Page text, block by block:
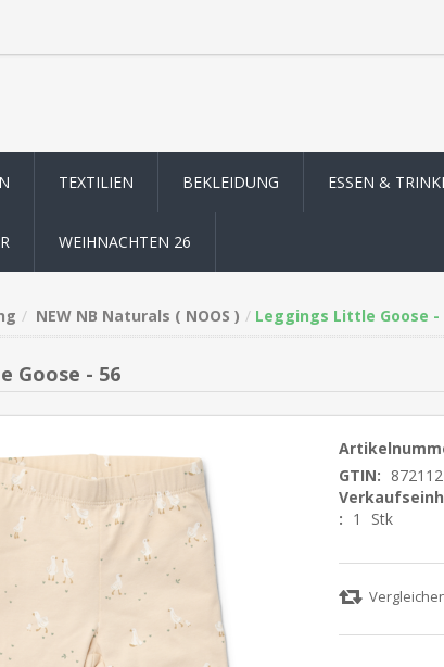
TEXTILIEN BEKLEIDUNG ESSEN &
WEIHNACHTEN 26
NEW NB Naturals ( NOOS ) Leggings Little Goose -
Goose - 56
GTIN:
: 1 Stk